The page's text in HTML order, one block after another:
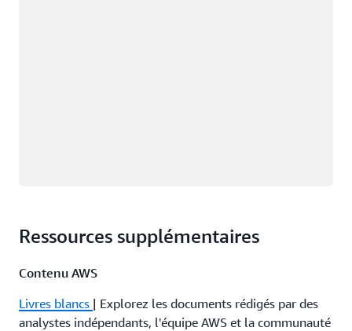
Ressources supplémentaires
Contenu AWS
Livres blancs | Explorez les documents rédigés par des
analystes indépendants, l'équipe AWS et la communauté